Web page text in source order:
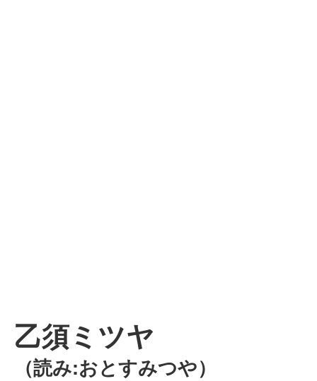
乙須ミツヤ
（読み:おとすみつや）